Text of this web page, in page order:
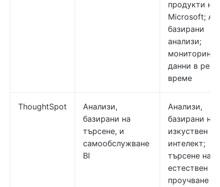
продукти на
Microsoft; AI-
базирани
анализи;
мониторинг
данни в
време
ThoughtSpot
Анализи,
базирани на
търсене, и
самообслужване
BI
Анализи,
базирани на
изкуствен
интелект;
търсене на
естествен
проучване на